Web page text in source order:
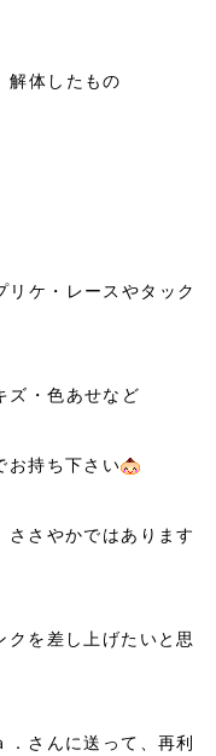
解体したもの
リケ・レースやタック
ズ・色あせなど
お持ち下さい
ささやかではあります
クを差し上げたいと思
さんに送って、再利